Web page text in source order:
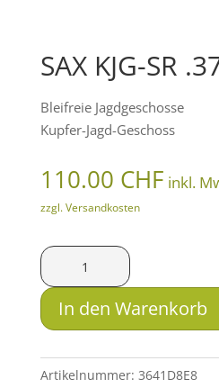
SAX KJG-SR
Bleifreie Jagdgeschosse
Kupfer-Jagd-Geschoss
110.00 CHF inkl.
zzgl. Versandkosten
SAX
KJG-
SR
.375
Menge
In den Warenkorb
Artikelnummer: 3641D8E8